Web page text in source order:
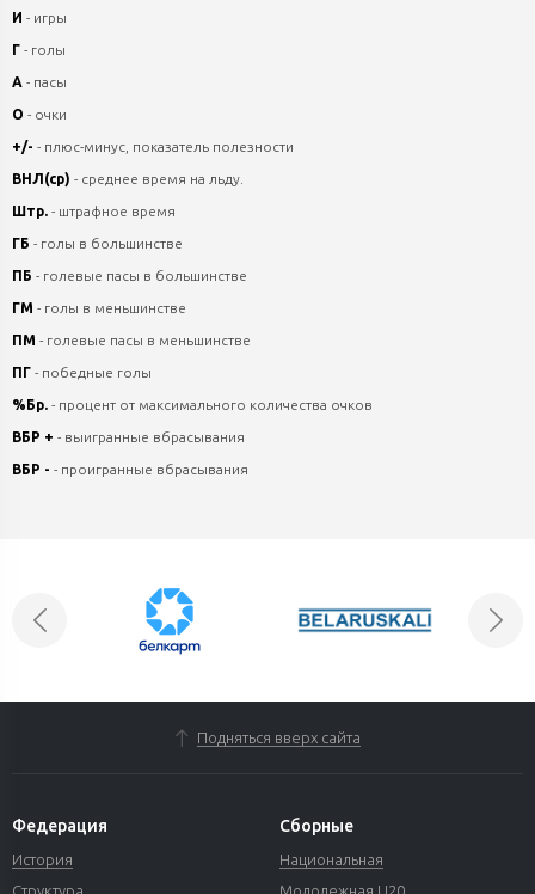
И - игры
Г - голы
А - пасы
О - очки
+/- - плюс-минус, показатель полезности
ВНЛ(ср) - среднее время на льду.
Штр. - штрафное время
ГБ - голы в большинстве
ПБ - голевые пасы в большинстве
ГМ - голы в меньшинстве
ПМ - голевые пасы в меньшинстве
ПГ - победные голы
%Бр. - процент от максимального количества очков
ВБР + - выигранные вбрасывания
ВБР - - проигранные вбрасывания
Подняться вверх сайта
Федерация
История
Структура
Сборные
Национальная
Молодежная U20